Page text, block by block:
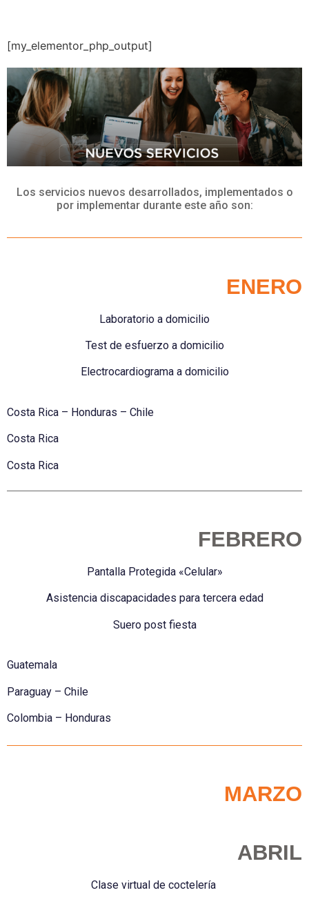
[my_elementor_php_output]
Los servicios nuevos desarrollados, implementados o
por implementar durante este año son:
ENERO
Laboratorio a domicilio
Test de esfuerzo a domicilio
Electrocardiograma a domicilio
Costa Rica – Honduras – Chile
Costa Rica
Costa Rica
FEBRERO
Pantalla Protegida «Celular»
Asistencia discapacidades para tercera edad
Suero post fiesta
Guatemala
Paraguay – Chile
Colombia – Honduras
MARZO
ABRIL
Clase virtual de coctelería